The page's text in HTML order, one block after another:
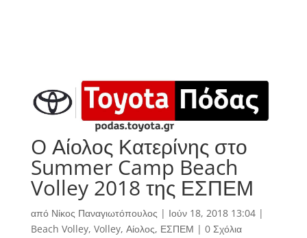
O Αίολος Κατερίνης στο
Summer Camp Beach
Volley 2018 της ΕΣΠΕΜ
από Νίκος Παναγιωτόπουλος | Ιούν 18, 2018 13:04|
Beach Volley, Volley, Αίολος, ΕΣΠΕΜ | 0 Σχόλια